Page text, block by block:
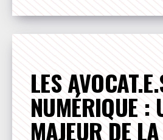
LES
NUMÉRIQUE :
MAJEUR DE LA